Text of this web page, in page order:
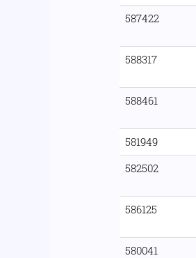
587422
588317
588461
581949
582502
586125
580041